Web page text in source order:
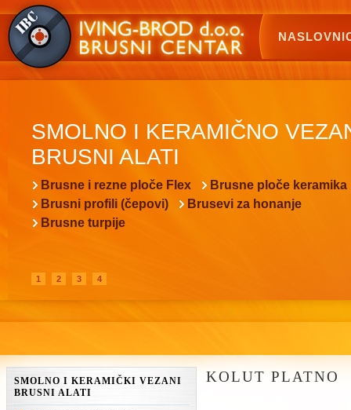
SMOLNO I KERAMIČNO
BRUSNI ALATI
Brusne i rezne ploče Flex
Brusne ploče keramika
Brusni profili (čepovi)
Brusevi za honanje
Brusne turpije
1 2 3 4
SMOLNO I KERAMIČKI VEZANI
BRUSNI ALATI
KOLUT PLATNO